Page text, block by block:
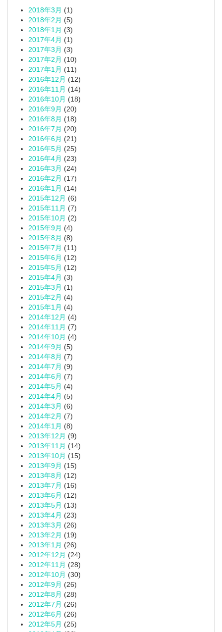
2018年3月 (1)
2018年2月 (5)
2018年1月 (3)
2017年4月 (1)
2017年3月 (3)
2017年2月 (10)
2017年1月 (11)
2016年12月 (12)
2016年11月 (14)
2016年10月 (18)
2016年9月 (20)
2016年8月 (18)
2016年7月 (20)
2016年6月 (21)
2016年5月 (25)
2016年4月 (23)
2016年3月 (24)
2016年2月 (17)
2016年1月 (14)
2015年12月 (6)
2015年11月 (7)
2015年10月 (2)
2015年9月 (4)
2015年8月 (8)
2015年7月 (11)
2015年6月 (12)
2015年5月 (12)
2015年4月 (3)
2015年3月 (1)
2015年2月 (4)
2015年1月 (4)
2014年12月 (4)
2014年11月 (7)
2014年10月 (4)
2014年9月 (5)
2014年8月 (7)
2014年7月 (9)
2014年6月 (7)
2014年5月 (4)
2014年4月 (5)
2014年3月 (6)
2014年2月 (7)
2014年1月 (8)
2013年12月 (9)
2013年11月 (14)
2013年10月 (15)
2013年9月 (15)
2013年8月 (12)
2013年7月 (16)
2013年6月 (12)
2013年5月 (13)
2013年4月 (23)
2013年3月 (26)
2013年2月 (19)
2013年1月 (26)
2012年12月 (24)
2012年11月 (28)
2012年10月 (30)
2012年9月 (26)
2012年8月 (28)
2012年7月 (26)
2012年6月 (26)
2012年5月 (25)